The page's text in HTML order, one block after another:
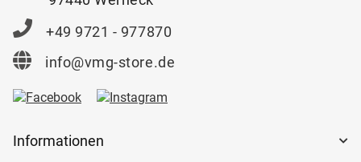
+49 9721 - 977870
info@vmg-store.de
Informationen